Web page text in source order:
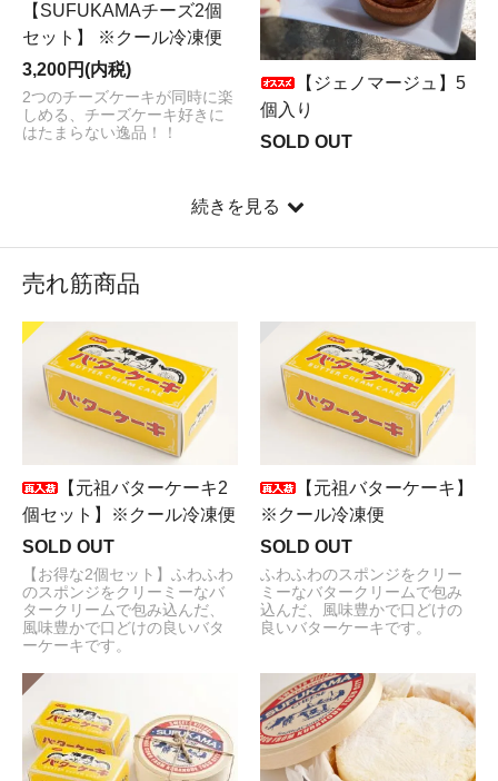
【SUFUKAMAチーズ2個
セット】 ※クール冷凍便
3,200円(内税)
2つのチーズケーキが同時に楽
しめる、チーズケーキ好きに
はたまらない逸品！！
【ジェノマージュ】5
個入り
SOLD OUT
続きを見る
売れ筋商品
【元祖バターケーキ2
個セット】※クール冷凍便
SOLD OUT
【お得な2個セット】ふわふわ
のスポンジをクリーミーなバ
タークリームで包み込んだ、
風味豊かで口どけの良いバタ
ーケーキです。
【元祖バターケーキ】
※クール冷凍便
SOLD OUT
ふわふわのスポンジをクリー
ミーなバタークリームで包み
込んだ、風味豊かで口どけの
良いバターケーキです。